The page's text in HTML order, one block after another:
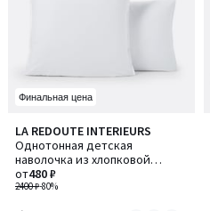
Финальная цена
LA REDOUTE INTERIEURS
Однотонная детская
наволочка из хлопковой
перкали
2400 ₽-80%
от480 ₽
4,3
/ 5
Количество
цветов:
2